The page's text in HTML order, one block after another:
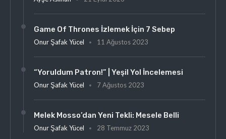
Game Of Thrones İzlemek İçin 7 Sebep
Onur Şafak Yücel 11 Ağustos 2023
“Yoruldum Patron!” | Yeşil Yol İncelemesi
Onur Şafak Yücel 7 Ağustos 2023
Melek Mosso’dan Yeni Tekli: Mesele Belli
Onur Şafak Yücel 28 Temmuz 2023